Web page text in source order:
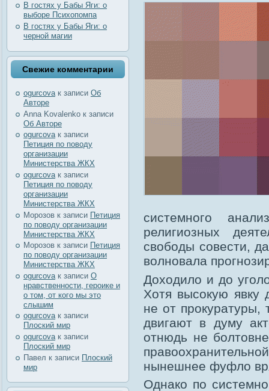
В гостях у Бабы Яги: о
выборе Психопомпа
В гостях у Бабы Яги: о
черной магии
Свежие комментарии
ogurcovaк записи Об
Авторе
Anna Kovalenko к записи
Об Авторе
ogurcovaк записи
Петиция по поводу
организации
Министерства ЖКХ
ogurcova к записи
Петиция по поводу
организации
Министерства ЖКХ
Морозов к записи Петиция
по поводу организации
Министерства ЖКХ
Морозов к записи Петиция
по поводу организации
Министерства ЖКХ
ogurcova к записи О
нравственности, героике и
о том, от кого мы это
слышим
ogurcovaк записи
Плоский мир
ogurcova к записи
Плоский мир
Павел к записи Плоский
мир
системного
религиозных
свободы совести,
волновала
Доходило и до
Хотя высокую явку
не от
двигают в думу
отнюдь не
нынешнее фуфло
Однако по